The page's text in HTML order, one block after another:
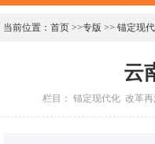
当前位置： 首页 >>专版 >> 锚定现
云
栏目： 锚定现代化 改革再